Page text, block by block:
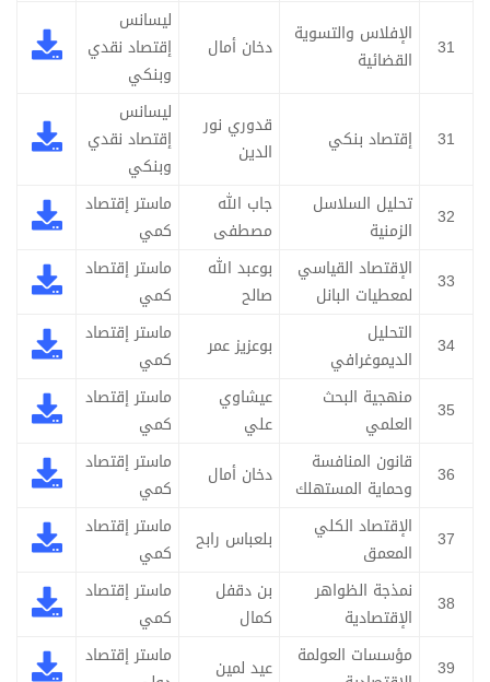
31
الإفلاس والتسوية
القضائية
دخان أمال
ليسانس
إقتصاد نقدي
وبنكي
31 إقتصاد بنكي
قدوري نور
الدين
ليسانس
إقتصاد نقدي
وبنكي
32
تحليل السلاسل
الزمنية
جاب الله
مصطفى
ماستر إقتصاد
كمي
33
الإقتصاد القياسي
لمعطيات البانل
بوعبد الله
صالح
ماستر إقتصاد
كمي
34
التحليل
الديموغرافي
بوعزيز عمر
ماستر إقتصاد
كمي
35
منهجية البحث
العلمي
عيشاوي
علي
ماستر إقتصاد
كمي
36
قانون المنافسة
وحماية المستهلك
دخان أمال
ماستر إقتصاد
كمي
37
الإقتصاد الكلي
المعمق
بلعباس رابح
ماستر إقتصاد
كمي
38
نمذجة الظواهر
الإقتصادية
بن دقفل
كمال
ماستر إقتصاد
كمي
39
مؤسسات العولمة
عيد لمين
ماستر إقتصاد